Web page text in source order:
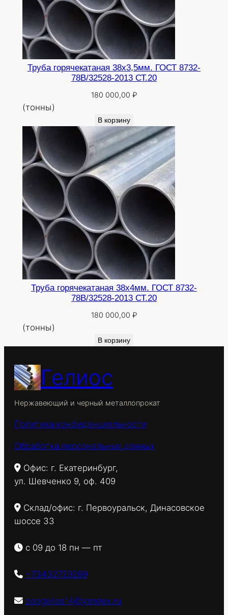
Труба горячекатаная 38х3,5мм. ГОСТ 8732-
78В/32528-2013 СТ.20
180 000,00 ₽
(тонны)
В корзину
Труба горячекатаная 38х4мм. ГОСТ 8732-
78В/32528-2013 СТ.20
180 000,00 ₽
(тонны)
В корзину
Гелиос
Нержавеющий и черный металлопрокат
Политика конфиденциальности
Обработка персональных данных
Офис: г. Екатеринбург,
ул. Шевченко 9, оф. 409
Склад/офис: г. Первоуральск, Динасовское
шоссе 33
с 09 до 18 пн — пт
+73432720289
ooogelios14@yandex.ru